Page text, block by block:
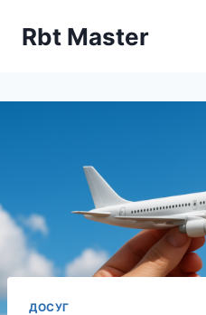
Rbt Master
ДОСУГ